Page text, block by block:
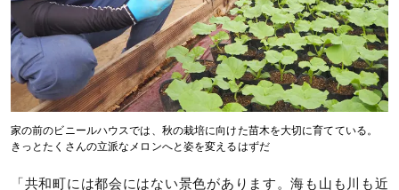
家の前のビニールハウスでは、秋の栽培に向けた苗木を大切に育てている。
きっとたくさんの立派なメロンへと姿を変えるはずだ
「共和町には都会にはない景色があります。海も山も川も近